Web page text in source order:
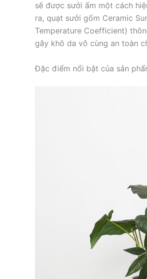
sẽ được sưởi ấm một cách
ra, quạt sưởi gốm Ceramic
Temperature Coefficient)
gây khô da vô cùng an toàn
Đặc điểm nổi bật của sản